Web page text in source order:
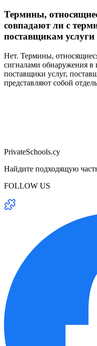
Термины,
совпадают ли с
поставщикам услуги
Нет. Термины,
сигналами обнаружения
поставщики услуг,
представляют собой
PrivateSchools.cy
Найдите подходящую
FOLLOW US